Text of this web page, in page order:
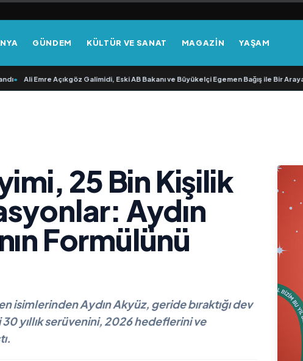
GÜNDEM KÜLTÜR VE SANAT MAGAZİN YAŞAM
Emre Açıkgöz Galimidi, Eski AB Bakanı ve Büyükelçi Egemen Bağış ile Bir Araya Geldi•
25 Bin Kişilik
Aydın
Formülünü
isimlerinden Aydın Akyüz, geride bıraktığı dev
yıllık serüvenini, 2026 hedeflerini ve